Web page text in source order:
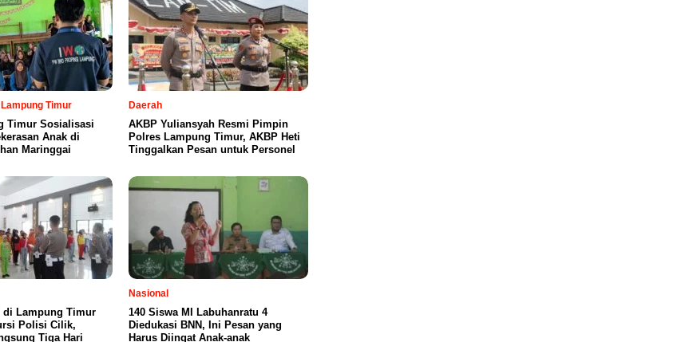
Timur
Timur Sosialisasi
Anak di
Maringgai
Daerah
AKBP Yuliansyah Resmi Pimpin
Polres Lampung Timur, AKBP Heti
Tinggalkan Pesan untuk Personel
di Lampung Timur
Polisi Cilik,
Tiga Hari
Nasional
140 Siswa MI Labuhanratu 4
Diedukasi BNN, Ini Pesan yang
Harus Diingat Anak-anak